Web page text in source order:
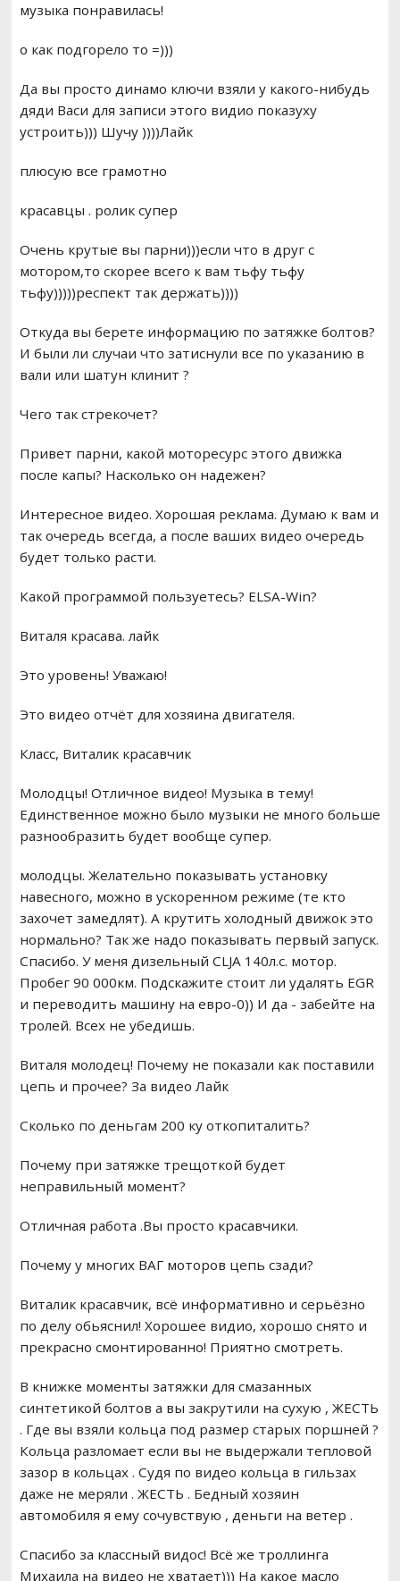
музыка понравилась!
о как подгорело то =)))
Да вы просто динамо ключи взяли у какого-нибудь
дяди Васи для записи этого видио показуху
устроить))) Шучу ))))Лайк
плюсую все грамотно
красавцы . ролик супер
Очень крутые вы парни)))если что в друг с
мотором,то скорее всего к вам тьфу тьфу
тьфу)))))респект так держать))))
Откуда вы берете информацию по затяжке болтов?
И были ли случаи что затиснули все по указанию в
вали или шатун клинит ?
Чего так стрекочет?
Привет парни, какой моторесурс этого движка
после капы? Насколько он надежен?
Интересное видео. Хорошая реклама. Думаю к вам и
так очередь всегда, а после ваших видео очередь
будет только расти.
Какой программой пользуетесь? ELSA-Win?
Виталя красава. лайк
Это уровень! Уважаю!
Это видео отчёт для хозяина двигателя.
Класс, Виталик красавчик
Молодцы! Отличное видео! Музыка в тему!
Единственное можно было музыки не много больше
разнообразить будет вообще супер.
молодцы. Желательно показывать установку
навесного, можно в ускоренном режиме (те кто
захочет замедлят). А крутить холодный движок это
нормально? Так же надо показывать первый запуск.
Спасибо. У меня дизельный CLJA 140л.с. мотор.
Пробег 90 000км. Подскажите стоит ли удалять EGR
и переводить машину на евро-0)) И да - забейте на
тролей. Всех не убедишь.
Виталя молодец! Почему не показали как поставили
цепь и прочее? За видео Лайк
Сколько по деньгам 200 ку откопиталить?
Почему при затяжке трещоткой будет
неправильный момент?
Отличная работа .Вы просто красавчики.
Почему у многих ВАГ моторов цепь сзади?
Виталик красавчик, всё информативно и серьёзно
по делу обьяснил! Хорошее видио, хорошо снято и
прекрасно смонтированно! Приятно смотреть.
В книжке моменты затяжки для смазанных
синтетикой болтов а вы закрутили на сухую , ЖЕСТЬ
. Где вы взяли кольца под размер старых поршней ?
Кольца разломает если вы не выдержали тепловой
зазор в кольцах . Судя по видео кольца в гильзах
даже не меряли . ЖЕСТЬ . Бедный хозяин
автомобиля я ему сочувствую , деньги на ветер .
Спасибо за классный видос! Всё же троллинга
Михаила на видео не хватает))) На какое масло